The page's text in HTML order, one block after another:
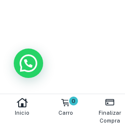
Inicio
0
Carro
Finalizar
Compra